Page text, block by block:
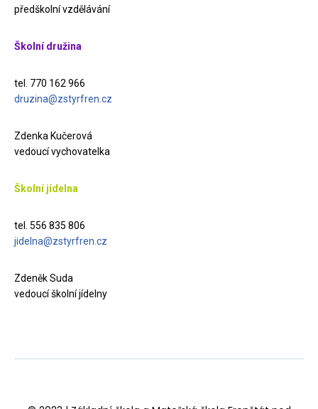
předškolní vzdělávání
Školní družina
tel. 770 162 966
druzina@zstyrfren.cz
Zdenka Kučerová
vedoucí vychovatelka
Školní jídelna
tel. 556 835 806
jidelna@zstyrfren.cz
Zdeněk Suda
vedoucí školní jídelny